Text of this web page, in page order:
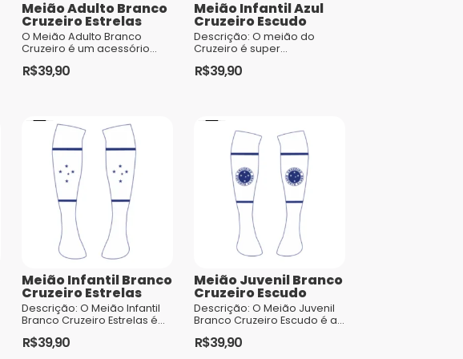
Meião Adulto Branco
Cruzeiro Estrelas
O Meião Adulto Branco
Cruzeiro é um acessório
torcedores apaixonados
R$39,90
Meião Infantil Azul
Cruzeiro Escudo
Descrição: O meião do
Cruzeiro é super
em malha antialérgica,
torcedores estarão
protegidos e o papai vai ...
R$39,90
Meião Infantil Branco
Cruzeiro Estrelas
Descrição: O Meião Infantil
Branco Cruzeiro Estrelas é
os pequenos cruzeirenses e
R$39,90
Meião Juvenil Branco
Cruzeiro Escudo
Descrição: O Meião Juvenil
Branco Cruzeiro Escudo é a
jovens torcedores que
R$39,90